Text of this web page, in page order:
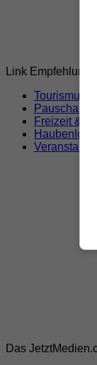
Link Empfehlungen
Freizeit &
Das